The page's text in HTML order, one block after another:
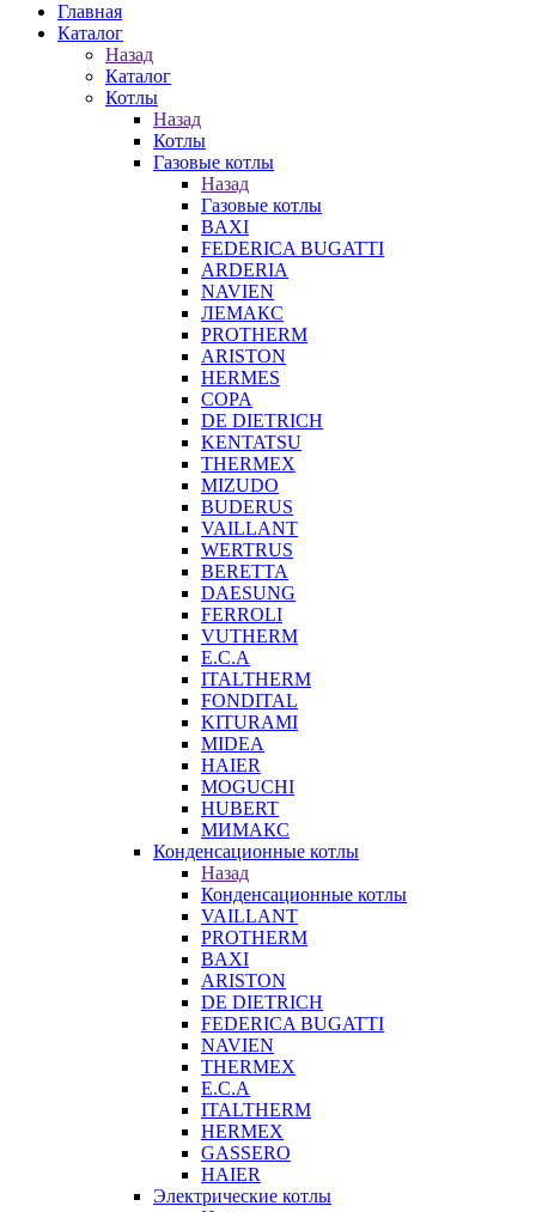
Главная
Каталог
Назад
Каталог
Котлы
Назад
Котлы
Газовые котлы
Назад
Газовые котлы
BAXI
FEDERICA BUGATTI
ARDERIA
NAVIEN
ЛЕМАКС
PROTHERM
ARISTON
HERMES
COPA
DE DIETRICH
KENTATSU
THERMEX
MIZUDO
BUDERUS
VAILLANT
WERTRUS
BERETTA
DAESUNG
FERROLI
VUTHERM
E.C.A
ITALTHERM
FONDITAL
KITURAMI
MIDEA
HAIER
MOGUCHI
HUBERT
МИМАКС
Конденсационные котлы
Назад
Конденсационные котлы
VAILLANT
PROTHERM
BAXI
ARISTON
DE DIETRICH
FEDERICA BUGATTI
NAVIEN
THERMEX
E.C.A
ITALTHERM
HERMEX
GASSERO
HAIER
Электрические котлы